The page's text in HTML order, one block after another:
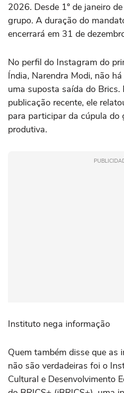
2026. Desde 1º de janeiro
grupo. A duração do
encerrará em 31 de
No perfil do Instagram do
Índia, Narendra Modi, não
uma suposta saída do Brics.
publicação recente, ele
para participar da cúpula do
produtiva.
Instituto nega informação
Quem também disse que as
não são verdadeiras foi o
Cultural e Desenvolvimento